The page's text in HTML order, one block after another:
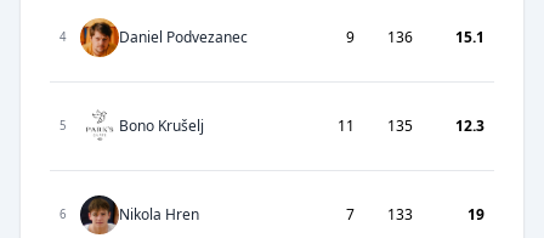
4 Daniel Podvezanec 9 136 15.1
5 Bono Krušelj 11 135 12.3
6 Nikola Hren 7 133 19